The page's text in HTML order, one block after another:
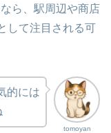
ら、駅周辺や商店
して注目される可
tomoyan
的には